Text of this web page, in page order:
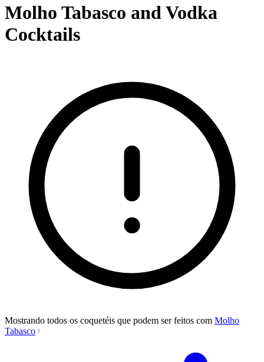
Molho Tabasco and Vodka
Cocktails
Mostrando todos os coquetéis que podem ser feitos com Molho
Tabasco